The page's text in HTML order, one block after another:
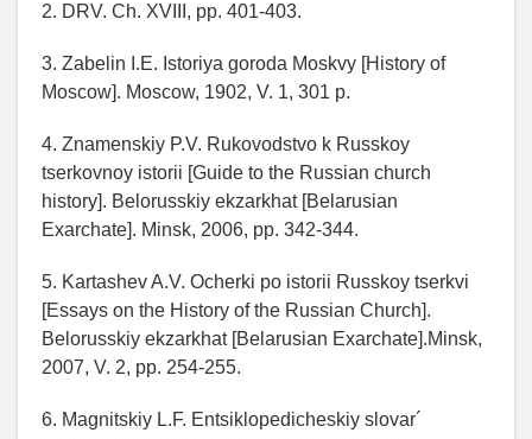
2. DRV. Ch. XVIII, pp. 401-403.
3. Zabelin I.E. Istoriya goroda Moskvy [History of
Moscow]. Moscow, 1902, V. 1, 301 p.
4. Znamenskiy P.V. Rukovodstvo k Russkoy
tserkovnoy istorii [Guide to the Russian church
history]. Belorusskiy ekzarkhat [Belarusian
Exarchate]. Minsk, 2006, pp. 342-344.
5. Kartashev A.V. Ocherki po istorii Russkoy tserkvi
[Essays on the History of the Russian Church].
Belorusskiy ekzarkhat [Belarusian Exarchate].Minsk,
2007, V. 2, pp. 254-255.
6. Magnitskiy L.F. Entsiklopedicheskiy slovar´